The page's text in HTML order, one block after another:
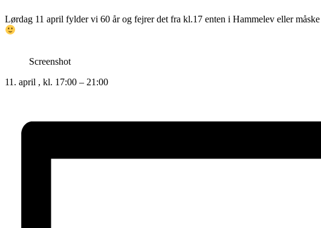
Lørdag 11 april fylder vi 60 år og fejrer det fra kl.17 enten i Hammelev eller
Screenshot
11. april , kl. 17:00 – 21:00